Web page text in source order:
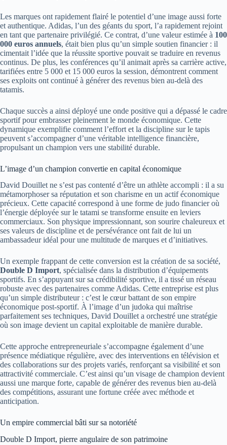
Les marques ont rapidement flairé le potentiel d’une image aussi forte
et authentique. Adidas, l’un des géants du sport, l’a rapidement rejoint
en tant que partenaire privilégié. Ce contrat, d’une valeur estimée à 100
000 euros annuels, était bien plus qu’un simple soutien financier : il
cimentait l’idée que la réussite sportive pouvait se traduire en revenus
continus. De plus, les conférences qu’il animait après sa carrière active,
tarifiées entre 5 000 et 15 000 euros la session, démontrent comment
ses exploits ont continué à générer des revenus bien au-delà des
tatamis.
Chaque succès a ainsi déployé une onde positive qui a dépassé le cadre
sportif pour embrasser pleinement le monde économique. Cette
dynamique exemplifie comment l’effort et la discipline sur le tapis
peuvent s’accompagner d’une véritable intelligence financière,
propulsant un champion vers une stabilité durable.
L’image d’un champion convertie en capital économique
David Douillet ne s’est pas contenté d’être un athlète accompli : il a su
métamorphoser sa réputation et son charisme en un actif économique
précieux. Cette capacité correspond à une forme de judo financier où
l’énergie déployée sur le tatami se transforme ensuite en leviers
commerciaux. Son physique impressionnant, son sourire chaleureux et
ses valeurs de discipline et de persévérance ont fait de lui un
ambassadeur idéal pour une multitude de marques et d’initiatives.
Un exemple frappant de cette conversion est la création de sa société,
Double D Import, spécialisée dans la distribution d’équipements
sportifs. En s’appuyant sur sa crédibilité sportive, il a tissé un réseau
robuste avec des partenaires comme Adidas. Cette entreprise est plus
qu’un simple distributeur : c’est le cœur battant de son empire
économique post-sportif. À l’image d’un judoka qui maîtrise
parfaitement ses techniques, David Douillet a orchestré une stratégie
où son image devient un capital exploitable de manière durable.
Cette approche entrepreneuriale s’accompagne également d’une
présence médiatique régulière, avec des interventions en télévision et
des collaborations sur des projets variés, renforçant sa visibilité et son
attractivité commerciale. C’est ainsi qu’un visage de champion devient
aussi une marque forte, capable de générer des revenus bien au-delà
des compétitions, assurant une fortune créée avec méthode et
anticipation.
Un empire commercial bâti sur sa notoriété
Double D Import, pierre angulaire de son patrimoine